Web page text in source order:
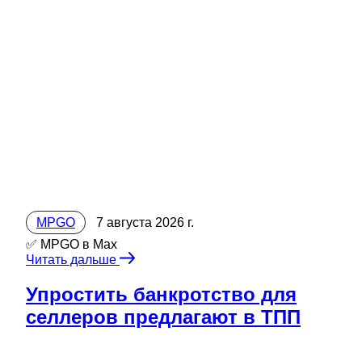
MPGO
7 августа 2026 г.
✅ MPGO в Мах
Читать дальше
Упростить банкротство для
селлеров предлагают в ТПП